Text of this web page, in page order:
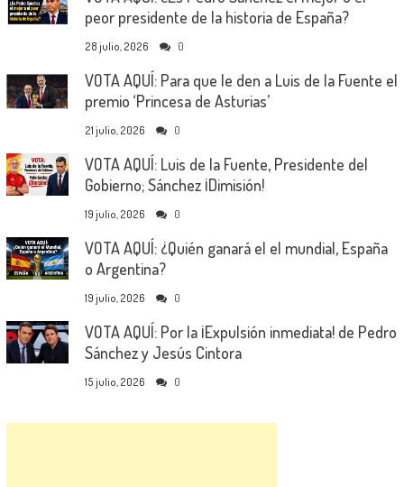
peor presidente de la historia de España?
28 julio, 2026 0
VOTA AQUÍ: Para que le den a Luis de la Fuente el
premio ‘Princesa de Asturias’
21 julio, 2026 0
VOTA AQUÍ: Luis de la Fuente, Presidente del
Gobierno; Sánchez ¡Dimisión!
19 julio, 2026 0
VOTA AQUÍ: ¿Quién ganará el el mundial, España
o Argentina?
19 julio, 2026 0
VOTA AQUÍ: Por la ¡Expulsión inmediata! de Pedro
Sánchez y Jesús Cintora
15 julio, 2026 0